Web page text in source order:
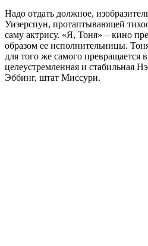
Надо отдать должное,
Уизерспун, протаптывающей
саму актрису. «Я, Тоня» – кино
образом ее исполнительницы.
для того же самого
целеустремленная и стабильная
Эббинг, штат Миссури.